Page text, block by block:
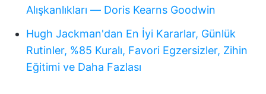
Alışkanlıkları — Doris Kearns Goodwin
Hugh Jackman'dan En İyi Kararlar, Günlük
Rutinler, %85 Kuralı, Favori Egzersizler, Zihin
Eğitimi ve Daha Fazlası